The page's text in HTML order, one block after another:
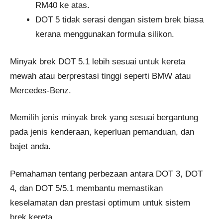
RM40 ke atas.
DOT 5 tidak serasi dengan sistem brek biasa
kerana menggunakan formula silikon.
Minyak brek DOT 5.1 lebih sesuai untuk kereta
mewah atau berprestasi tinggi seperti BMW atau
Mercedes-Benz.
Memilih jenis minyak brek yang sesuai bergantung
pada jenis kenderaan, keperluan pemanduan, dan
bajet anda.
Pemahaman tentang perbezaan antara DOT 3, DOT
4, dan DOT 5/5.1 membantu memastikan
keselamatan dan prestasi optimum untuk sistem
brek kereta.